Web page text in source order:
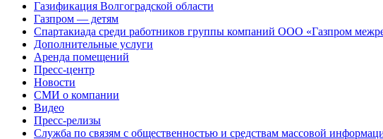
Газификация Волгоградской области
Газпром — детям
Спартакиада среди работников группы компаний ООО «Газпром
Дополнительные услуги
Аренда помещений
Пресс-центр
Новости
СМИ о компании
Видео
Пресс-релизы
Служба по связям с общественностью и средствам массовой